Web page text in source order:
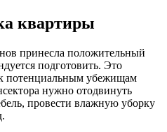
квартиры
принесла положительный
подготовить. Это
потенциальным убежищам
нужно отодвинуть
провести влажную уборку